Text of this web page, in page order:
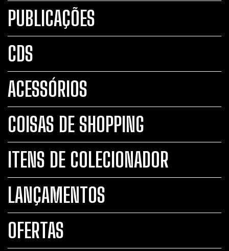
PUBLICAÇÕES
CDS
ACESSÓRIOS
COISAS DE SHOPPING
ITENS DE COLECIONADOR
LANÇAMENTOS
OFERTAS